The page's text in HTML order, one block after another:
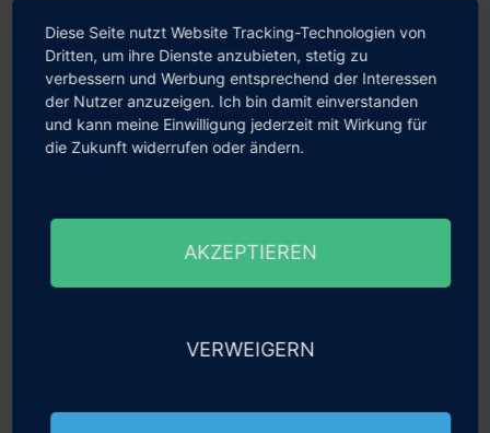
Konventualinnenhaus zu Stolberg von 1763
Die Pinneberger
Elbmarschen im Burg-
Diese Seite nutzt Website Tracking-Technologien von
Dritten, um ihre Dienste anzubieten, stetig zu
verbessern und Werbung entsprechend der Interessen
der Nutzer anzuzeigen. Ich bin damit einverstanden
und kann meine Einwilligung jederzeit mit Wirkung für
die Zukunft widerrufen oder ändern.
AKZEPTIEREN
VERWEIGERN